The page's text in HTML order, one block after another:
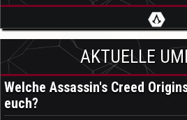
AKTUELLE
Welche Assassin's Creed
euch?